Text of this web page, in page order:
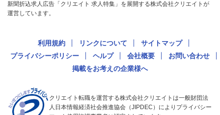
新聞折込求人広告「クリエイト 求人特集」を展開する株式会社クリエイトが
運営しています。
利用規約 リンクについて
サイトマップ
プライバシーポリシー
ヘルプ 会社概要
お問い合わせ
掲載をお考えの企業様へ
クリエイト転職を運営する株式会社クリエイトは一般財団法
人日本情報経済社会推進協会（JIPDEC）によりプライバシー